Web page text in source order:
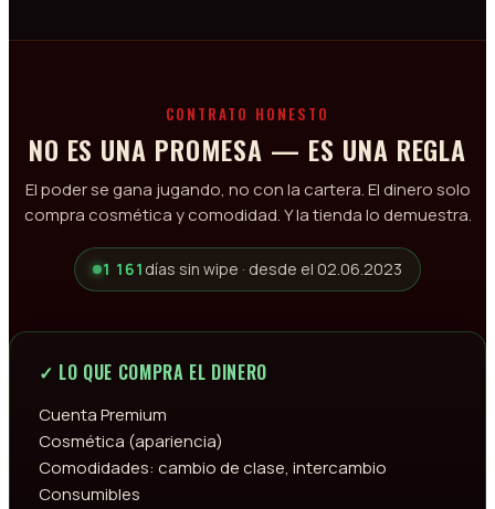
CONTRATO HONESTO
NO ES UNA PROMESA — ES UNA REGLA
El poder se gana jugando, no con la cartera. El dinero solo
compra cosmética y comodidad. Y la tienda lo demuestra.
1 161 días sin wipe · desde el 02.06.2023
✓ LO QUE COMPRA EL DINERO
Cuenta Premium
Cosmética (apariencia)
Comodidades: cambio de clase, intercambio
Consumibles